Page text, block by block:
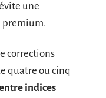
une
premium.
corrections
quatre ou cinq
indices